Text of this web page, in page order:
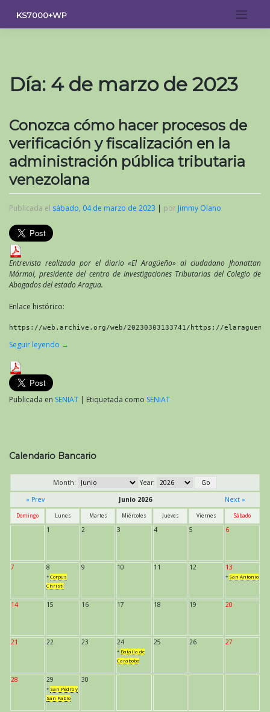
contenido
KS7000+WP
Día: 4 de marzo de 2023
Conozca cómo hacer procesos de
verificación y fiscalización en la
administración pública tributaria
venezolana
Publicada el sábado, 04 de marzo de 2023 | por Jimmy Olano
Entrevista realizada por el diario «El Aragüeño» al ciudadano Jhonattan
Mármol, presidente del centro de Investigaciones Tributarias del Colegio de
Abogados del estado Aragua.
Enlace histórico:
https://web.archive.org/web/20230303133741/https://
Seguir leyendo →
Publicada en SENIAT | Etiquetada como SENIAT
Calendario Bancario
Month:
Year:
« Prev
Junio 2026 Next »
Domingo Lunes Martes Miércoles Jueves Viernes Sábado
1 2 3 4 5 6
7 8
* Corpus
Christi
9 10 11 12 13
* San Antonio
14 15 16 17 18 19 20
21 22 23 24
* Batalla de
Carabobo
25 26 27
28 29
* San Pedro y
San Pablo
30